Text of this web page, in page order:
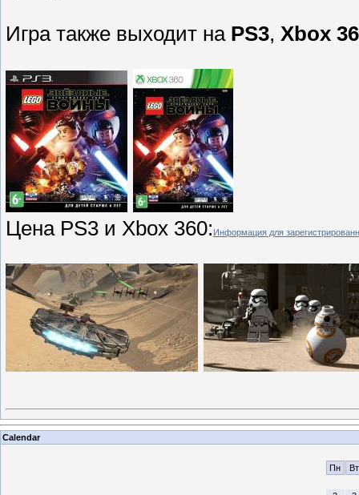
Игра также выходит на PS3, Xbox
Цена PS3 и Xbox 360: Информация для
Calendar
Пн Вт